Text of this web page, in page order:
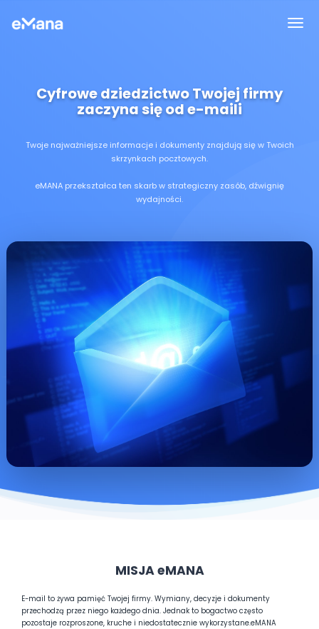
Cyfrowe dziedzictwo Twojej firmy
zaczyna się od e-maili
Twoje najważniejsze informacje i dokumenty znajdują się w Twoich
skrzynkach pocztowych.
eMANA przekształca ten skarb w strategiczny zasób, dźwignię
wydajności.
MISJA eMANA
E-mail to żywa pamięć Twojej firmy. Wymiany, decyzje i dokumenty
przechodzą przez niego każdego dnia. Jednak to bogactwo często
pozostaje rozproszone, kruche i niedostatecznie wykorzystane.eMANA